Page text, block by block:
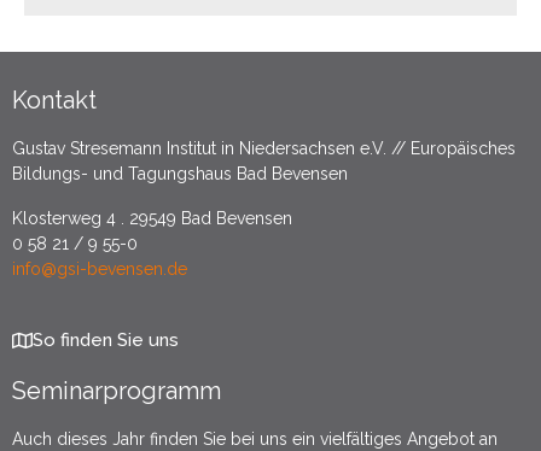
Kontakt
Gustav Stresemann Institut in Niedersachsen e.V. // Europäisches
Bildungs- und Tagungshaus Bad Bevensen
Klosterweg 4 . 29549 Bad Bevensen
0 58 21 / 9 55-0
info@gsi-bevensen.de
So finden Sie uns
Seminarprogramm
Auch dieses Jahr finden Sie bei uns ein vielfältiges Angebot an